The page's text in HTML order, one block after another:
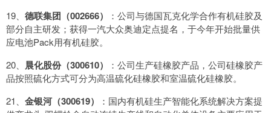
19、 德联集团（002666）
：公司与德国瓦克化学合作有机硅胶及
部分自主研发；获得一汽大众奥迪定点提名，于今年开始批量供
应电池Pack用有机硅胶。
20、 晨化股份（300610）
：公司生产硅橡胶产品，公司硅橡胶产
品按照硫化方式可分为高温硫化硅橡胶和室温硫化硅橡胶。
21、 金银河（300619）
：国内有机硅生产智能化系统解决方案提